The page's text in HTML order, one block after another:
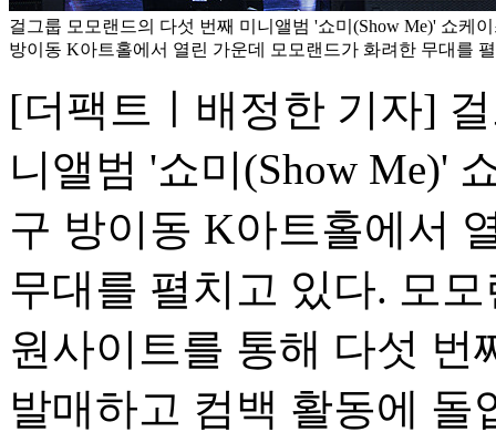
걸그룹 모모랜드의 다섯 번째 미니앨범 '쇼미(Show Me)' 쇼케
방이동 K아트홀에서 열린 가운데 모모랜드가 화려한 무대를
[더팩트ㅣ배정한 기자]
니앨범 '쇼미(Show Me)'
구 방이동 K아트홀에서
무대를 펼치고 있다. 모
원사이트를 통해 다섯 번
발매하고 컴백 활동에 돌